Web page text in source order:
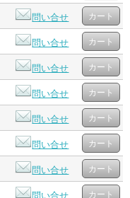
問い合せ
問い合せ
問い合せ
問い合せ
問い合せ
問い合せ
問い合せ
問い合せ